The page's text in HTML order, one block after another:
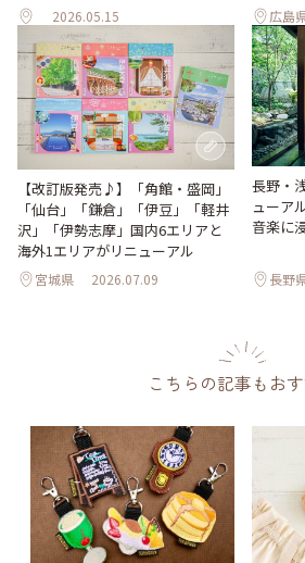
2026.05.15 広島
【改訂版発売♪】「角館・盛岡」
「仙台」「鎌倉」「伊豆」「軽井
沢」「伊勢志摩」国内6エリアと
海外1エリアがリニューアル
宮城県 2026.07.09
長野・
ューア
音楽に
長野
こちらの記事もお